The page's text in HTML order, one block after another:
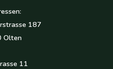
187
Olten
11